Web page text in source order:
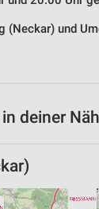
(Neckar) und
deiner